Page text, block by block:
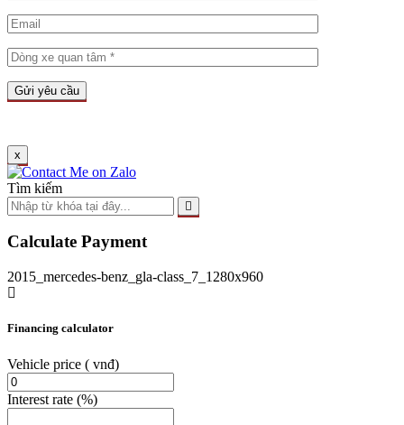
x
Tìm kiếm
Calculate Payment
2015_mercedes-benz_gla-class_7_1280x960
Financing calculator
Vehicle price ( vnđ)
Interest rate (%)